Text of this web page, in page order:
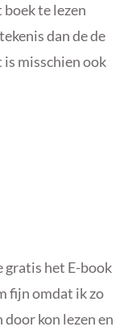
te lezen
dan de de
misschien ook
gratis het E-book
fijn omdat ik zo
kon lezen en